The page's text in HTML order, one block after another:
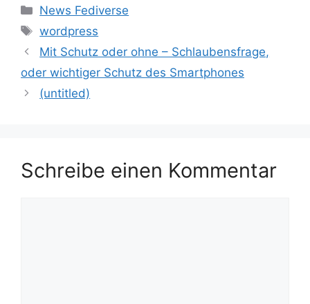
Kategorien
News Fediverse
Schlagwörter
wordpress
Mit Schutz oder ohne – Schlaubensfrage,
oder wichtiger Schutz des Smartphones
(untitled)
Schreibe einen Kommentar